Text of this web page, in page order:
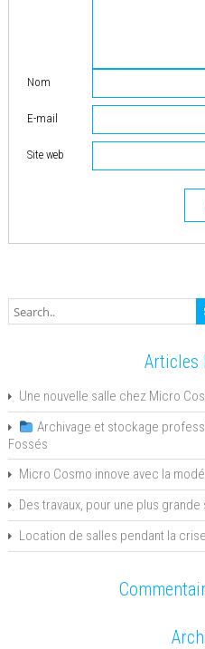
Nom
E-mail
Site web
Articles
Une nouvelle salle chez Micro
Archivage et stockage
Fossés
Micro Cosmo innove avec la
Des travaux, pour une plus grande
Location de salles pendant la